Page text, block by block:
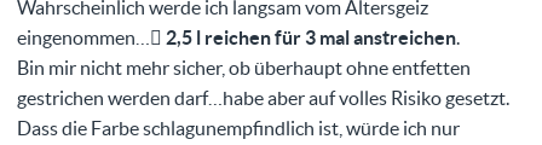
Wahrscheinlich werde ich langsam vom Altersgeiz
eingenommen… 2,5 l reichen für 3 mal anstreichen
Bin mir nicht mehr sicher, ob überhaupt ohne entfetten
gestrichen werden darf…habe aber auf volles Risiko gesetzt.
Dass die Farbe schlagunempfindlich ist, würde ich nur